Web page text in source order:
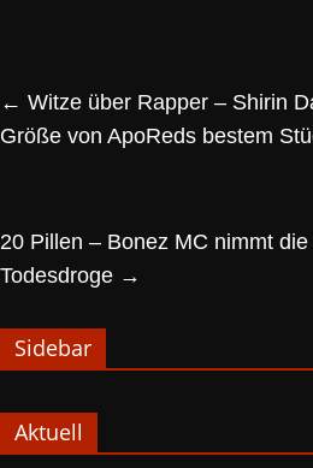
← Witze über Rapper – Shirin
Größe von ApoReds bestem
20 Pillen – Bonez MC nimmt
Todesdroge →
Sidebar
Aktuell